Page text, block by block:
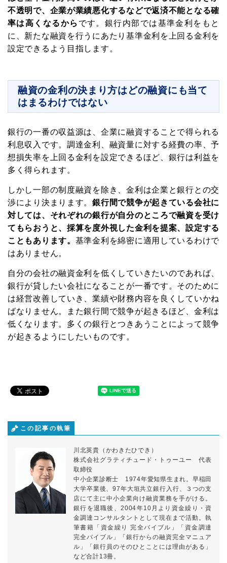
不透明で、企業が業績悪化するなどで返済不能となる確
率は高くなるから です。銀行内部では基準金利をもと
に、新たな融資を行うにあたり基準金利を上回る金利を
設定できるよう目指します。
融資の金利の決まり方はどの融資にも当て
はまるわけではない
銀行の一番の収益源は、企業に融資することで得られる
利息収入です。調達金利、融資量に対する経費の率、予
想損失率を上回る金利を設定できるほど、銀行は利益を
多く得られます。
しかし一部の制度融資を除き、金利は企業と銀行との交
渉により決まります。銀行間で競争が起きている会社に
対しては、それぞれの銀行が自分のところで融資を受け
てもらおうと、採算を度外視した金利を提案、設定する
こともあります。 基準金利を綿密に適用しているわけで
はありません。
自分の会社の融資金利を低くしていきたいのであれば、
銀行が貸したい会社になることが一番です。そのために
は経営改善していき、業績や財務内容を良くしていかね
ばなりません。また銀行間で競争が起きるほど、金利は
低くなります。多くの銀行とつきあうことによって競争
が起きるようにしたいものです。
この記事の執筆
川北英貴（かわきたひでき）
株式会社グラティチュード・トゥーユー 代表
取締役
中小企業診断士 1974年愛知県生まれ。早稲田
大学卒業後、97年大垣共立銀行入行、３つの支
店にて主に中小企業向け融資業務を手がける。
銀行を退職後、2004年10月より資金繰り・資
金調達コンサルタントとして現在まで活動。執
筆書籍「資金繰り 完全バイブル」「資金調達
完全バイブル」「銀行からの融資完全マニュア
ル」「銀行員のそのひとことには理由がある」
など合計13冊。
メルマガ読者募集中!
中小企業の経営者向けに資金調達・資金繰り
がうまくなる情報を毎週お届けします。
下記から職種を選んでください
プライバシーポリシー 登録